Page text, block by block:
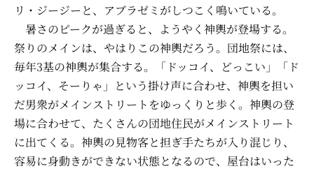
リ・ジージーと、アブラゼミがしつこく鳴いている。
暑さのピークが過ぎると、ようやく神輿が登場する。
祭りのメインは、やはりこの神輿だろう。団地祭には、
毎年3基の神輿が集合する。「ドッコイ、どっこい」「ド
ッコイ、そーりゃ」という掛け声に合わせ、神輿を担い
だ男衆がメインストリートをゆっくりと歩く。神輿の登
場に合わせて、たくさんの団地住民がメインストリート
に出てくる。神輿の見物客と担ぎ手たちが入り混じり、
容易に身動きができない状態となるので、屋台はいった